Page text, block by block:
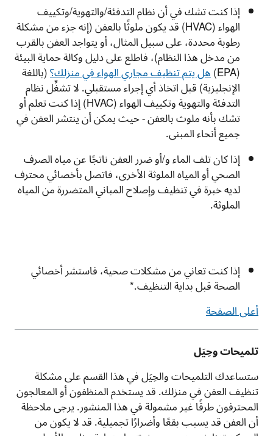
إذا كنت تشك في أن نظام التدفئة/والتهوية/وتكييف
الهواء (HVAC) قد يكون ملوثًا بالعفن (إنه جزء من مشكلة
رطوبة محددة، على سبيل المثال، أو يتواجد العفن بالقرب
من مدخل هذا النظام)، فاطلع على دليل وكالة حماية البيئة
(
EPA
)هل يتم تنظيف مجاري الهواء في منزلك؟(باللغة
الإنجليزية) قبل اتخاذ أي إجراء مستقبلي. لا تشغِّل نظام
التدفئة والتهوية وتكييف الهواء (HVAC) إذا كنت تعلم أو
تشك بأنه ملوث بالعفن - حيث يمكن أن ينتشر العفن في
جميع أنحاء المبنى.
إذا كان تلف الماء و/أو ضرر العفن ناتجًا عن مياه الصرف
الصحي أو المياه الملوثة الأخرى، فاتصل بأخصائي محترف
لديه خبرة في تنظيف وإصلاح المباني المتضررة من المياه
الملوثة.
إذا كنت تعاني من مشكلات صحية، فاستشر أخصائي
الصحة قبل بداية التنظيف.*
أعلى الصفحة
تلميحات وحِيَل
ستساعدك التلميحات والحِيَل في هذا القسم على مشكلة
تنظيف العفن في منزلك. قد يستخدم المنظفون أو المعالجون
المحترفون طرقًا غير مشمولة في هذا المنشور. يرجى ملاحظة
أن العفن قد يسبب بقعًا وأضرارًا تجميلية. قد لا يكون من